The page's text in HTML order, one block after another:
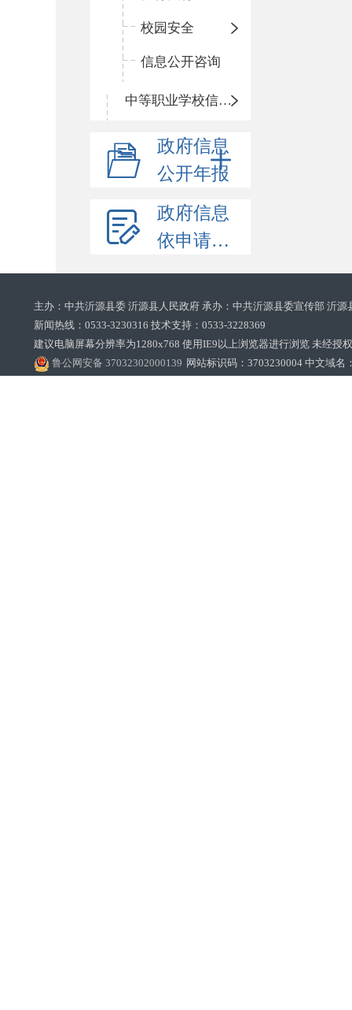
校园安全
信息公开咨询
中等职业学校信息公开
政府信息
公开年报
政府信息
依申请公开
主办：中共沂源县委 沂源县人民政府 承办：中共沂源县委宣传部 沂
新闻热线：0533-3230316 技术支持：0533-3228369‌‌
建议电脑屏幕分辨率为1280x768 使用IE9以上浏览器进行浏览 未经授
鲁公网安备 37032302000139 网站标识码：3703230004 中文域名